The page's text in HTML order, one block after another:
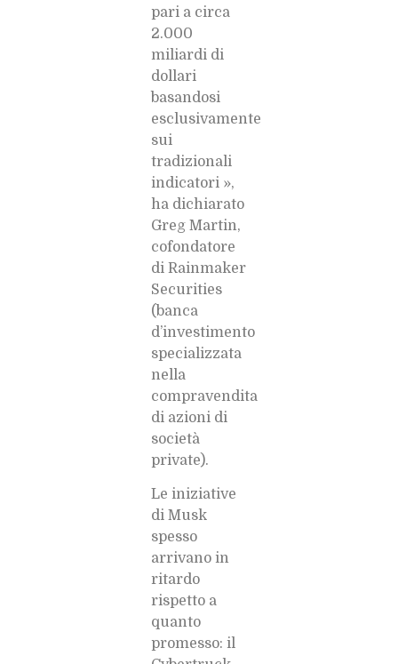
pari a circa
2.000
miliardi di
dollari
basandosi
esclusivamente
sui
tradizionali
indicatori »,
ha dichiarato
Greg Martin,
cofondatore
di Rainmaker
Securities
(banca
d’investimento
specializzata
nella
compravendita
di azioni di
società
private).
⁠Le iniziative
di Musk
spesso
arrivano in
ritardo
rispetto a
quanto
promesso: il